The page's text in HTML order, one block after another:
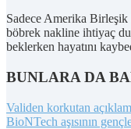
Sadece Amerika
böbrek nakline ihtiyaç
beklerken hayatını
BUNLARA DA
Validen korkutan
BioNTech aşısının